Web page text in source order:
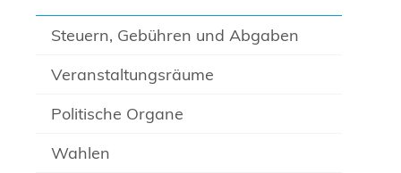
Steuern, Gebühren und Abgaben
Veranstaltungsräume
Politische Organe
Wahlen